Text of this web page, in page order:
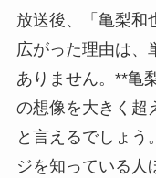
放送後、「亀梨和
広がった理由は、
ありません。**亀
の想像を大きく超
と言えるでしょう
ジを知っている人